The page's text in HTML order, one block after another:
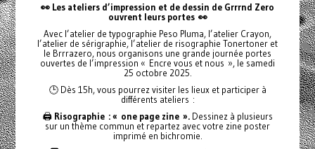
👀 Les ateliers d’impression et de dessin de Grrrnd Zero
ouvrent leurs portes 👀
Avec l’atelier de typographie Peso Pluma, l’atelier Crayon,
l’atelier de sérigraphie, l’atelier de risographie Tonertoner et
le Brrrazero, nous organisons une grande journée portes
ouvertes de l’impression « Encre vous et nous », le samedi
25 octobre 2025.
🕒 Dès 15h, vous pourrez visiter les lieux et participer à
différents ateliers :
🖨️ Risographie : « one page zine ».Dessinez à plusieurs
sur un thème commun et repartez avec votre zine poster
imprimé en bichromie.